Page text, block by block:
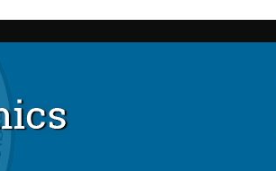
content